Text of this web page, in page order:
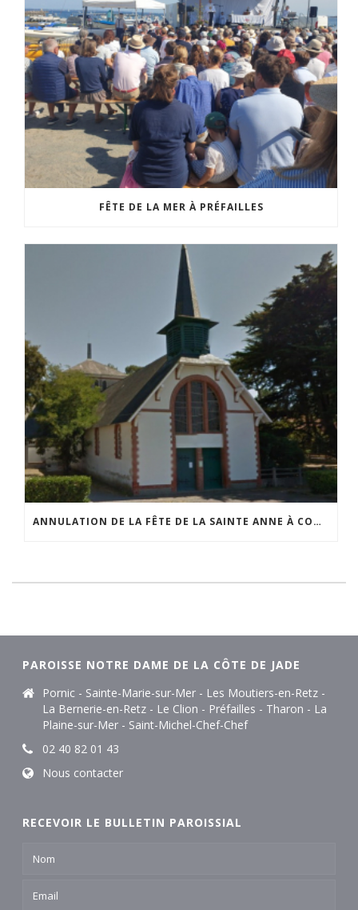
FÊTE DE LA MER À PRÉFAILLES
ANNULATION DE LA FÊTE DE LA SAINTE ANNE À COMBERGE
PAROISSE NOTRE DAME DE LA CÔTE DE JADE
Pornic - Sainte-Marie-sur-Mer - Les Moutiers-en-Retz -
La Bernerie-en-Retz - Le Clion - Préfailles - Tharon - La
Plaine-sur-Mer - Saint-Michel-Chef-Chef
02 40 82 01 43
Nous contacter
RECEVOIR LE BULLETIN PAROISSIAL